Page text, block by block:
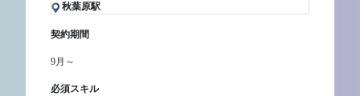
秋葉原駅
契約期間
9月～
必須スキル